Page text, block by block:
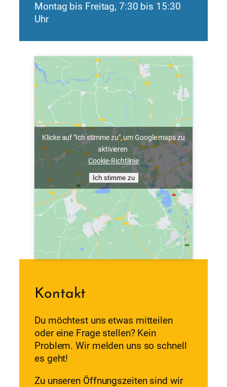
Montag bis Freitag, 7:30 bis 15:30
Uhr
Klicke auf "Ich stimme zu", um Google maps zu
aktivieren
Cookie-Richtlinie
Ich stimme zu
Kontakt
Du möchtest uns etwas mitteilen
oder eine Frage stellen? Kein
Problem. Wir melden uns so schnell
es geht!
Zu unseren Öffnungszeiten sind wir